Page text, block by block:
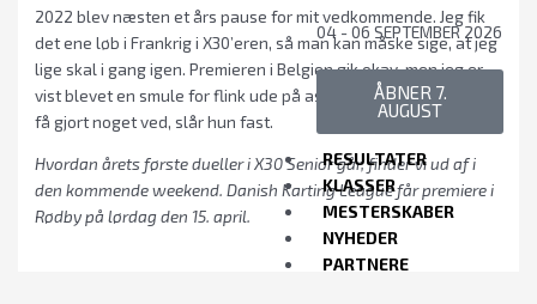
04 - 06 SEPTEMBER 2026
ÅBNER 7.
AUGUST
RESULTATER
KLASSER
MESTERSKABER
NYHEDER
PARTNERE
2022 blev næsten et års pause for mit vedkommende. Jeg fik
det ene løb i Frankrig i X30’eren, så man kan måske sige, at jeg
lige skal i gang igen. Premieren i Belgien gik okay, men jeg er
vist blevet en smule for flink ude på asfalten. Det skal jeg nok
få gjort noget ved, slår hun fast.
Hvordan årets første dueller i X30 Senior går, finder vi ud af i
den kommende weekend. Danish Karting League får premiere i
Rødby på lørdag den 15. april.